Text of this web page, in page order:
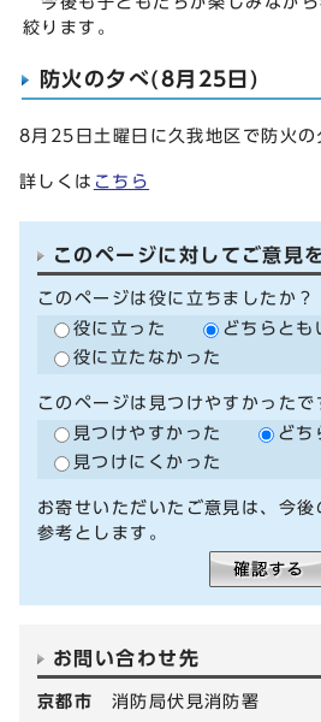
絞ります。
防火の夕べ(8月25日)
8月25日土曜日に久我地区で防火の
詳しくは こちら
このページに対してご意見
このページは役に立ちましたか？
役に立った
どちらとも
役に立たなかった
このページは見つけやすかったで
見つけやすかった
どち
見つけにくかった
お寄せいただいたご意見は、今
参考とします。
お問い合わせ先
京都市 消防局伏見消防署